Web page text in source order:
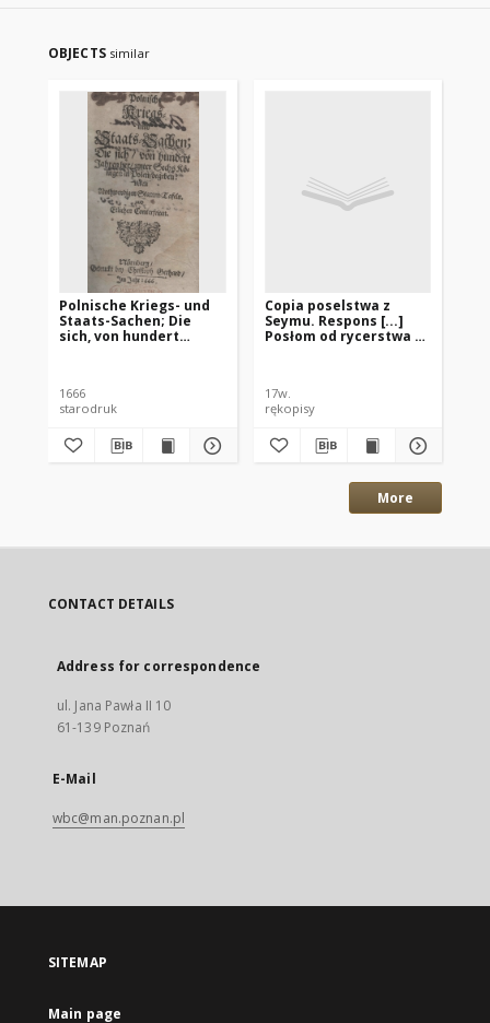
OBJECTS similar
Polnische Kriegs- und
Staats-Sachen; Die
sich, von hundert
Northwendigen
Stamm=Tafeln und
1666
starodruk
Copia poselstwa z
Seymu. Respons [...]
Posłom od rycerstwa z
17w.
rękopisy
More
CONTACT DETAILS
Address for correspondence
ul. Jana Pawła II 10
61-139 Poznań
E-Mail
wbc@man.poznan.pl
SITEMAP
Main page